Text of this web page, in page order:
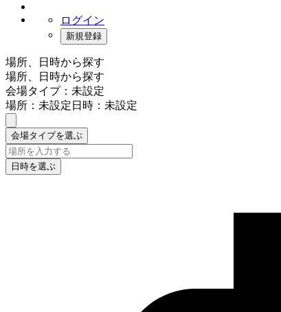
ログイン
新規登録
場所、日時から探す
場所、日時から探す
会場タイプ：未設定
場所：未設定日時：未設定
会場タイプを選ぶ
日時を選ぶ